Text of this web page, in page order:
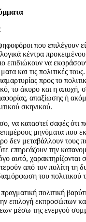
που επιλέγουν
κέντρα
επιδιώκουν να
και τις πολιτικές
προς το
το άκυρο και η αποχή,
απαξίωσης ή
σκηνικού.
να καταστεί σαφές ότι
επιμέρους μηνύματα που
δεν μεταβάλλουν τους
επηρεάζουν την
αυτό, χαρακτηρίζονται
από τον πολίτη τη
του πολιτικού
πολιτική
την επιλογή εκπροσώπων
μέσω της ενεργού